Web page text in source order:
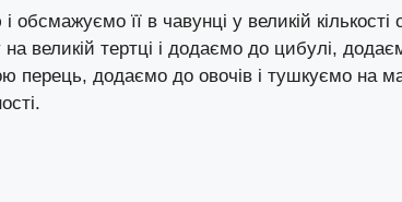
її в чавунці у великій кількості
великій тертці і додаємо до цибулі,
перець, додаємо до овочів і тушкуємо на